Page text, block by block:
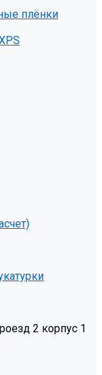
плёнки
2 корпус 1